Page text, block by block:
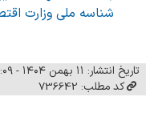
شناسه ملی وزارت
تاریخ انتشار: ۱۱ بهمن ۱۴۰۴ - ۱۲:۰۹
کد مطلب: 736642